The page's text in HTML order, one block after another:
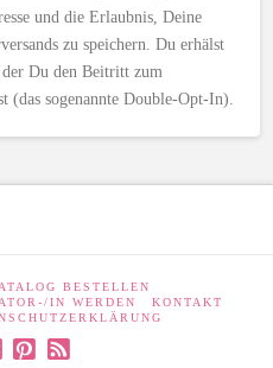
und die Erlaubnis, Deine
zu speichern. Du erhälst
Du den Beitritt zum
(das sogenannte Double-Opt-In).
BESTELLEN
IN WERDEN
KONTAKT